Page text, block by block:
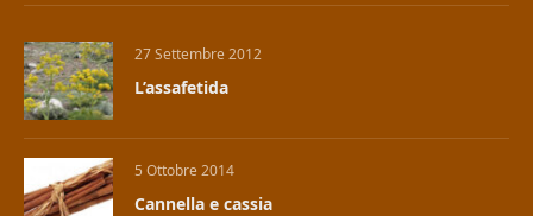
27 Settembre 2012
L’assafetida
5 Ottobre 2014
Cannella e cassia